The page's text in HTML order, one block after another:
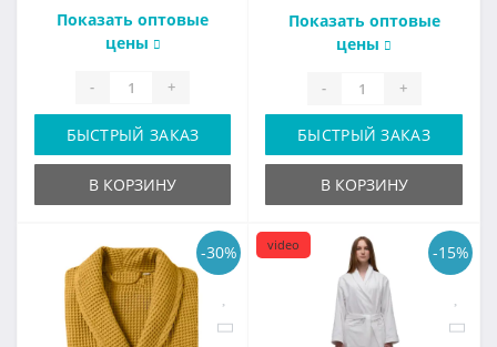
Показать оптовые
цены
- +
БЫСТРЫЙ ЗАКАЗ
В КОРЗИНУ
Показать оптовые
цены
- +
БЫСТРЫЙ ЗАКАЗ
В КОРЗИНУ
-30% -15%
video